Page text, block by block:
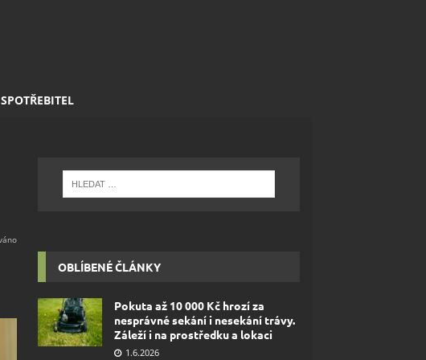
SPOTŘEBITEL
OBLÍBENÉ ČLÁNKY
Pokuta až 10 000 Kč hrozí za
nesprávné sekání i nesekání trávy.
Záleží i na prostředku a lokaci
1.6.2026